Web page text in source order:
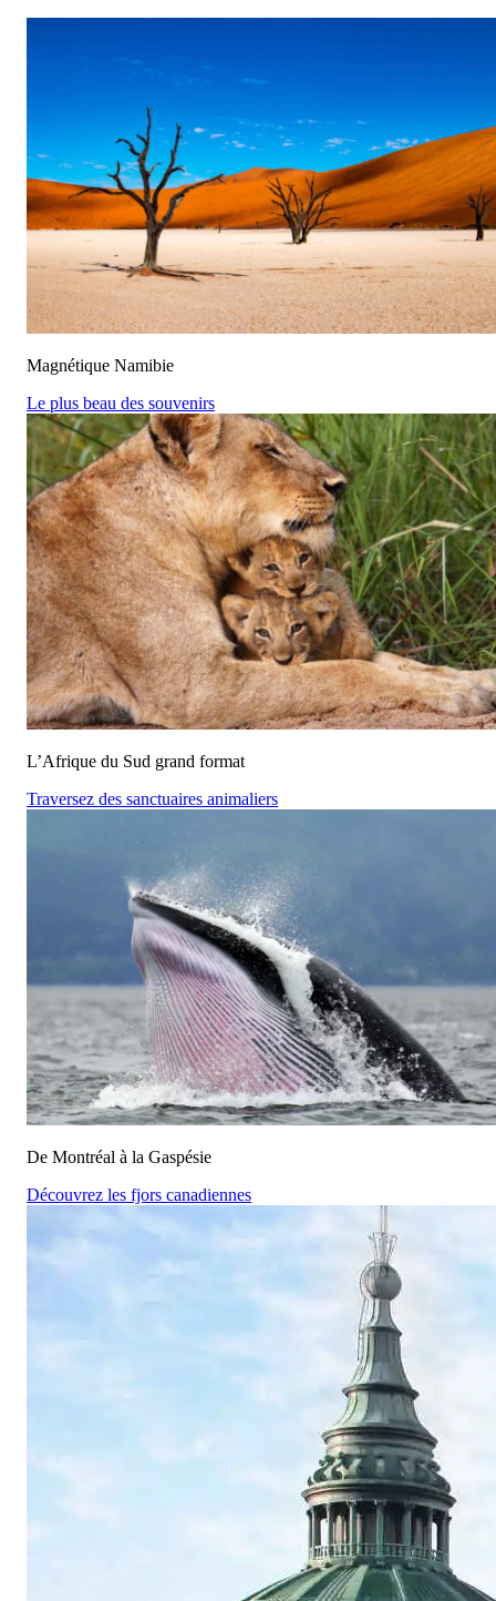
Magnétique Namibie
Le plus beau des souvenirs
L’Afrique du Sud grand format
Traversez des sanctuaires animaliers
De Montréal à la Gaspésie
Découvrez les fjors canadiennes